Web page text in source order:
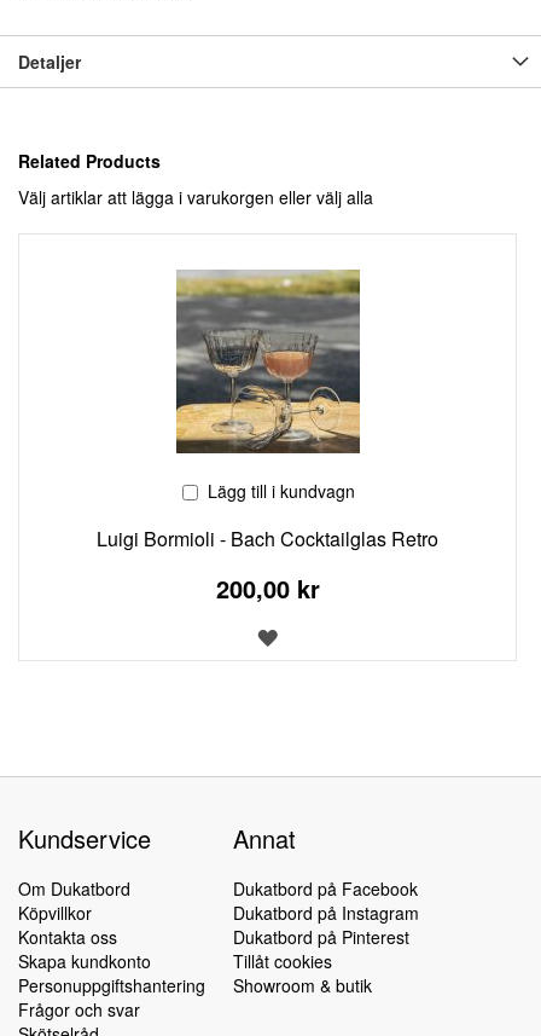
Detaljer
Related Products
Välj artiklar att lägga i varukorgen eller välj alla
Luigi Bormioli - Bach Cocktailglas Retro
200,00 kr
Lägg till i kundvagn
LÄGG
TILL
Kundservice
Om Dukatbord
Köpvillkor
Kontakta oss
Skapa kundkonto
Personuppgiftshantering
Frågor och svar
Annat
Dukatbord på Facebook
Dukatbord på Instagram
Dukatbord på Pinterest
Tillåt cookies
Showroom & butik